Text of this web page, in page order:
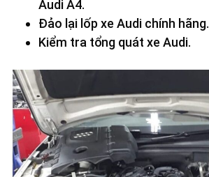
Audi A4.
Đảo lại lốp xe Audi chính hãng.
Kiểm tra tổng quát xe Audi.